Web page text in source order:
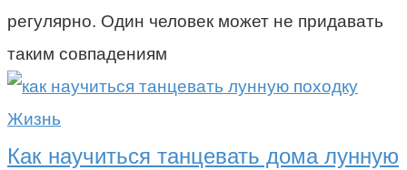
регулярно. Один человек может не придавать
таким совпадениям
Жизнь
Как научиться танцевать дома лунную